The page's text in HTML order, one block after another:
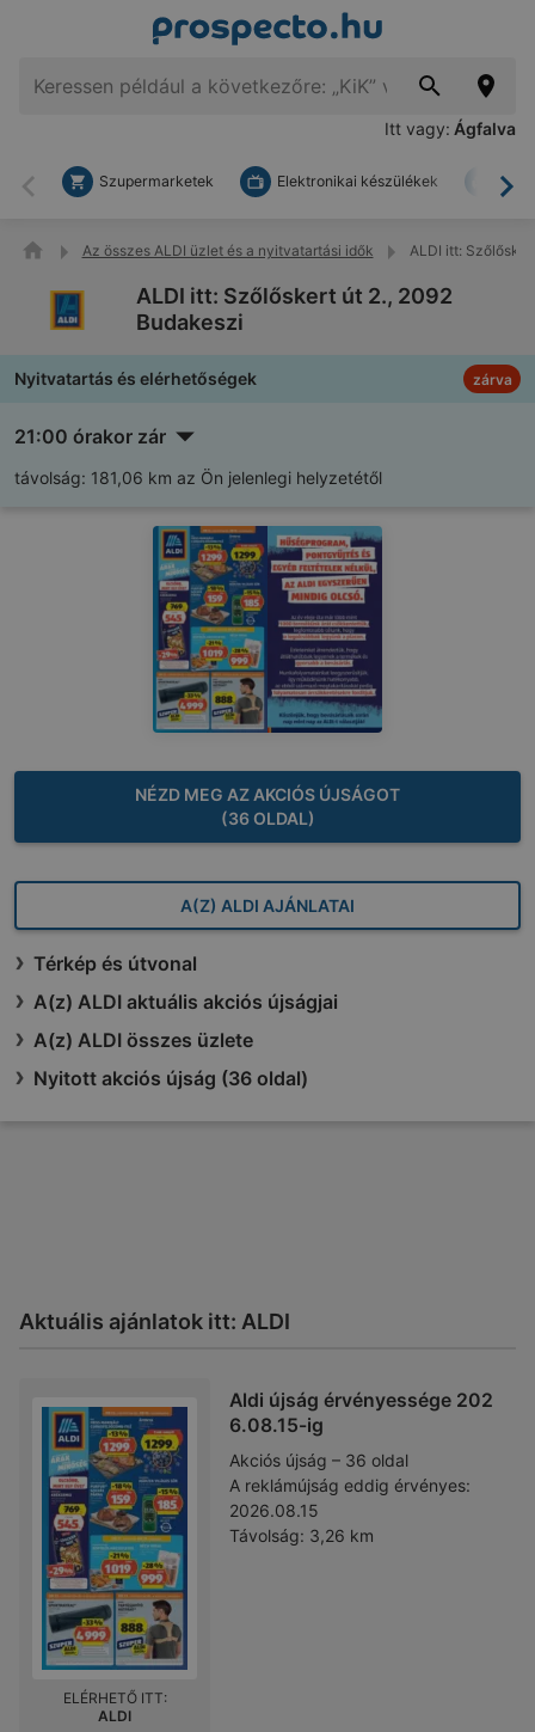
Itt vagy: Ágfalva
Vissza
Szupermarketek Elektronikai készülékek
Az összes ALDI üzlet és a nyitvatartási idők ALDI itt:
ALDI itt: Szőlőskert út 2., 2092
Budakeszi
Nyitvatartás és elérhetőségek zárva
21:00 órakor zár
távolság: 181,06 km az Ön jelenlegi helyzetétől
NÉZD MEG AZ AKCIÓS ÚJSÁGOT
(36 OLDAL)
A(Z) ALDI AJÁNLATAI
Térkép és útvonal
A(z) ALDI aktuális akciós újságjai
A(z) ALDI összes üzlete
Nyitott akciós újság (36 oldal)
Aktuális ajánlatok itt: ALDI
Aldi újság érvényessége 202
6.08.15-ig
Akciós újság – 36 oldal
A reklámújság eddig érvényes:
2026.08.15
Távolság: 3,26 km
ELÉRHETŐ ITT:
ALDI